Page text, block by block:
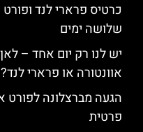
כרטיס פרארי לנד ופורט
שלושה ימים
יש לנו רק יום אחד –
אוונטורה או פרארי לנד?
הגעה מברצלונה לפורט
פרטית